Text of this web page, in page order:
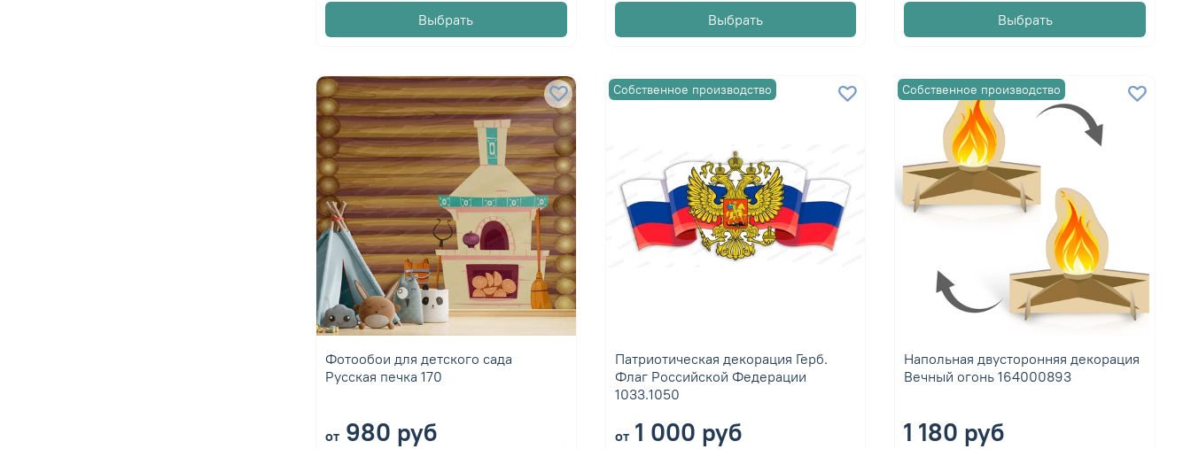
Выбрать Выбрать Выбрать
Фотообои для детского сада
Русская печка 170
от980 руб
Собственное производство
Патриотическая декорация Герб.
Флаг Российской Федерации
1033.1050
от1 000 руб
Собственное производство
Напольная двусторонняя декорация
Вечный огонь 164000893
1 180 руб